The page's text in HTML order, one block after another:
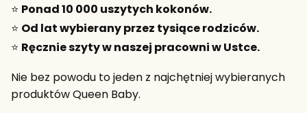
⭐ Ponad 10 000 uszytych kokonów.
⭐ Od lat wybierany przez tysiące rodziców.
⭐ Ręcznie szyty w naszej pracowni w Ustce.
Nie bez powodu to jeden z najchętniej wybieranych
produktów Queen Baby.